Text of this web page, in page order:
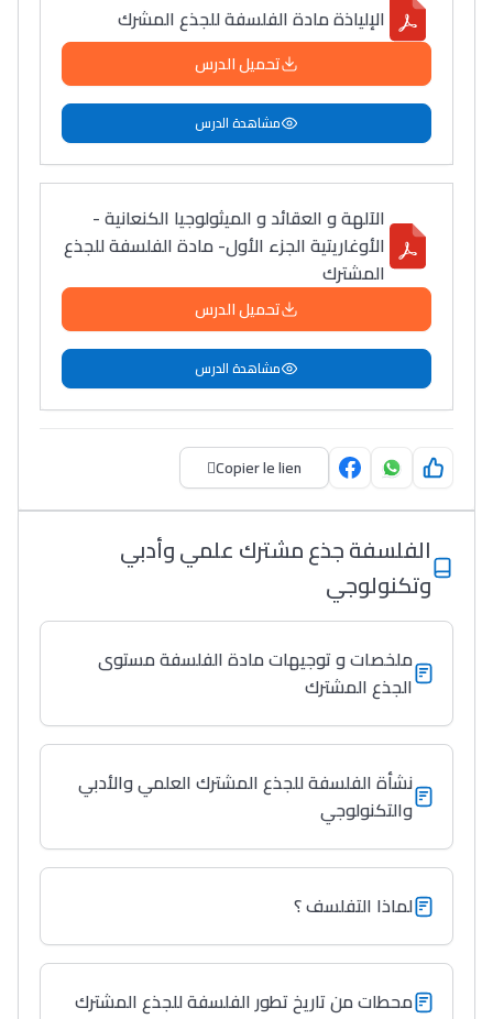
الإلياذة مادة الفلسفة للجذع المشرك
تحميل الدرس
مشاهدة الدرس
الآلهة و العقائد و الميثولوجيا الكنعانية -
الأوغاريتية الجزء الأول- مادة الفلسفة للجذع
المشترك
تحميل الدرس
مشاهدة الدرس
Copier le lien
الفلسفة جذع مشترك علمي وأدبي
وتكنولوجي
ملخصات و توجيهات مادة الفلسفة مستوى
الجذع المشترك
نشأة الفلسفة للجذع المشترك العلمي والأدبي
والتكنولوجي
لماذا التفلسف ؟
محطات من تاريخ تطور الفلسفة للجذع المشترك